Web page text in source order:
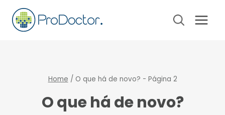
Pular
para
Home / O que há de novo? - Página 2
O que há de novo?